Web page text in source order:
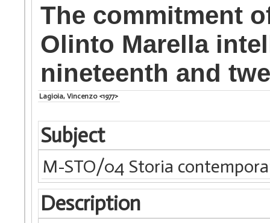
The commitment
Olinto Marella
nineteenth and
Lagioia, Vincenzo <1977>
Subject
M-STO/04 Storia
Description